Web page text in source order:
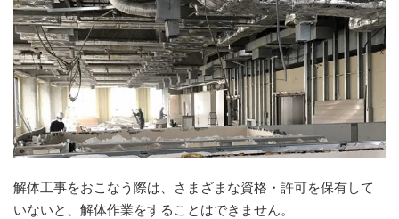
解体工事をおこなう際は、さまざまな資格・許可を保有して
いないと、解体作業をすることはできません。